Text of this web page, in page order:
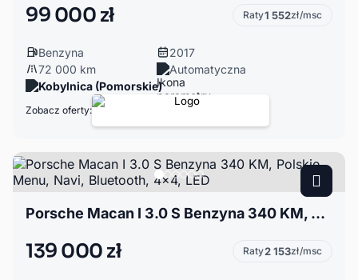
99 000 zł Raty1 552zł/msc
Benzyna
2017
72 000 km
Automatyczna
Kobylnica (Pomorskie)
Zobacz oferty:
Porsche Macan I 3.0 S Benzyna 340 KM, Polskie Menu, Navi, Bluetooth, 4x4, LED
139 000 zł Raty2 153zł/msc